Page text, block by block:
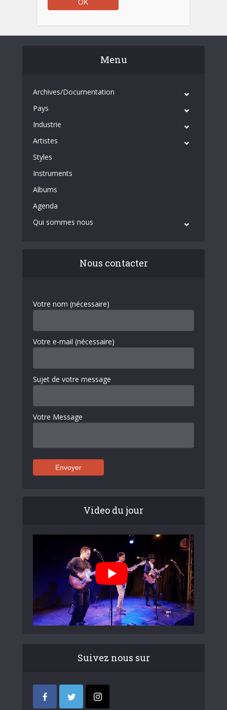
Menu
Archives/Documentation
Pays
Industrie
Artistes
Styles
Instruments
Albums
Agenda
Qui sommes nous
Nous contacter
Votre nom (nécessaire)
Votre e-mail (nécessaire)
Sujet de votre message
Votre Message
Video du jour
Suivez nous sur